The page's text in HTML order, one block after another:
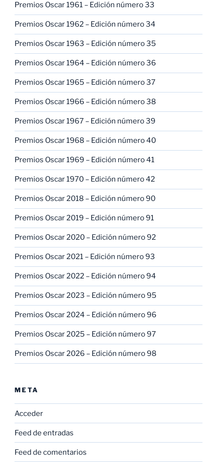
Premios Oscar 1961 – Edición número 33
Premios Oscar 1962 – Edición número 34
Premios Oscar 1963 – Edición número 35
Premios Oscar 1964 – Edición número 36
Premios Oscar 1965 – Edición número 37
Premios Oscar 1966 – Edición número 38
Premios Oscar 1967 – Edición número 39
Premios Oscar 1968 – Edición número 40
Premios Oscar 1969 – Edición número 41
Premios Oscar 1970 – Edición número 42
Premios Oscar 2018 – Edición número 90
Premios Oscar 2019 – Edición número 91
Premios Oscar 2020 – Edición número 92
Premios Oscar 2021 – Edición número 93
Premios Oscar 2022 – Edición número 94
Premios Oscar 2023 – Edición número 95
Premios Oscar 2024 – Edición número 96
Premios Oscar 2025 – Edición número 97
Premios Oscar 2026 – Edición número 98
META
Acceder
Feed de entradas
Feed de comentarios